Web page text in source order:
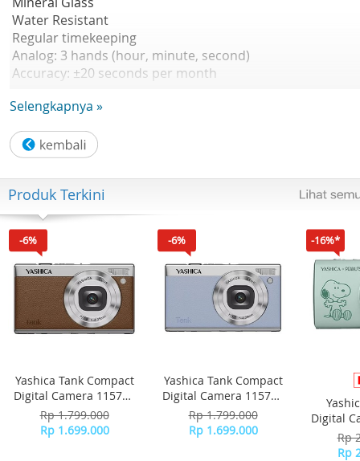
Water Resistant
Regular timekeeping
Analog: 3 hands (hour, minute, second)
Accuracy: ±20 seconds per month
Size of case : 31×25×9.2mm
Selengkapnya »
Produk Terkini
-6%
Yashica Tank Compact
Digital Camera 115755
- Brown
Rp 1.799.000
Rp 1.699.000
-6%
Yashica Tank Compact
Digital Camera 115756
- Sky Blue
Rp 1.799.000
Rp 1.699.000
-16%*
Digital
Rp
Rp